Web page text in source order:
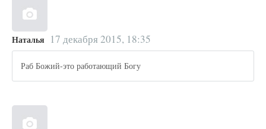
Наталья 17 декабря 2015, 18:35
Раб Божий-это работающий Богу